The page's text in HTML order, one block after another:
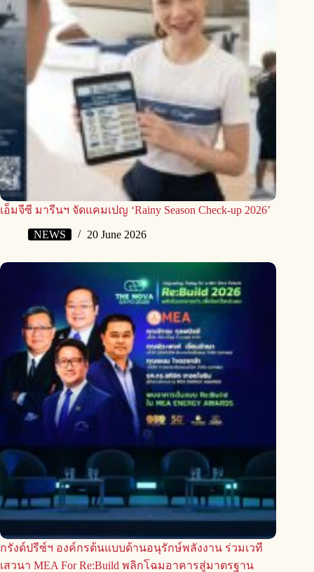
เอ็มจีซี มารีนฯ จัดแคมเปญ ‘Rainy Season Check-up 2026’
NEWS 20 June 2026
กรังด์ปรีซ์ฯ องค์กรต้นแบบด้านอนุรักษ์พลังงาน ร่วมเวที
เสวนา MEA For Re:Build พลิกโฉมอาคารสู่มาตรฐาน